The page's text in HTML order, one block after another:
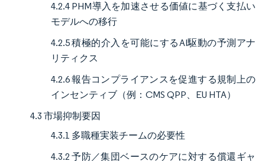
4.2.4 PHM導入を加速させる価値に基づく支払い
モデルへの移行
4.2.5 積極的介入を可能にするAI駆動の予測アナ
リティクス
4.2.6 報告コンプライアンスを促進する規制上の
インセンティブ（例：CMS QPP、EU HTA）
4.3 市場抑制要因
4.3.1 多職種実装チームの必要性
4.3.2 予防／集団ベースのケアに対する償還ギャ